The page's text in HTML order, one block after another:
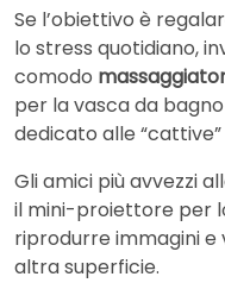
Se l’obiettivo è
lo stress quotidiano,
comodo
per la vasca da
dedicato alle
Gli amici più avvezzi
il mini-proiettore per
riprodurre immagini e
altra superficie.